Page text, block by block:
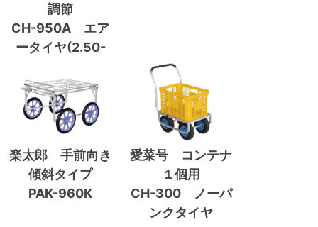
調節
CH-950A エア
ータイヤ(2.50-
楽太郎 手前向き
傾斜タイプ
PAK-960K
愛菜号 コンテナ
１個用
CH-300 ノーパ
ンクタイヤ